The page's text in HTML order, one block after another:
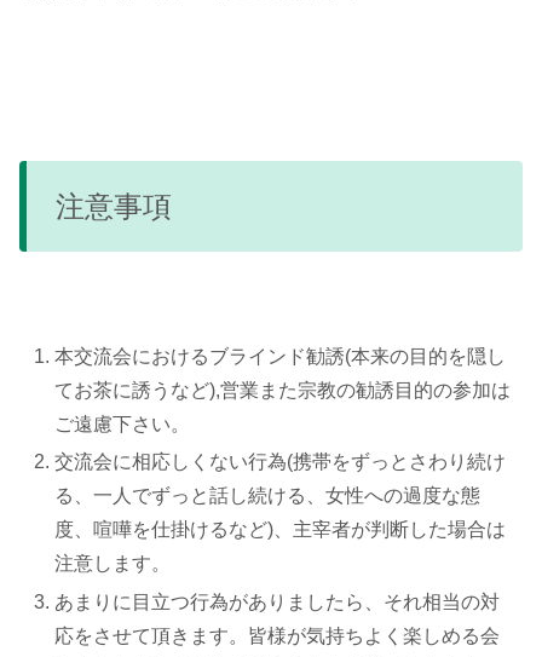
注意事項
本交流会におけるブラインド勧誘(本来の目的を隠し
てお茶に誘うなど),営業また宗教の勧誘目的の参加は
ご遠慮下さい。
交流会に相応しくない行為(携帯をずっとさわり続け
る、一人でずっと話し続ける、女性への過度な態
度、喧嘩を仕掛けるなど)、主宰者が判断した場合は
注意します。
あまりに目立つ行為がありましたら、それ相当の対
応をさせて頂きます。皆様が気持ちよく楽しめる会